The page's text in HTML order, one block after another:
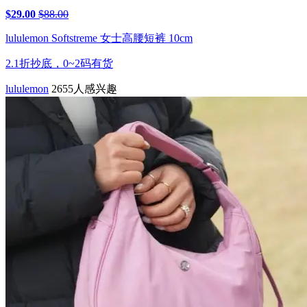
$29.00 $88.00
lululemon Softstreme 女士高腰短裤 10cm
2.1折抄底，0~2码有货
lululemon 2655人感兴趣